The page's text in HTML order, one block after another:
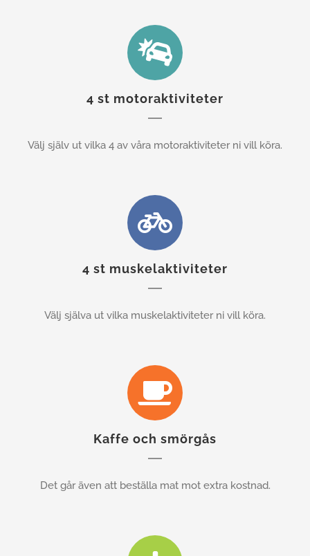
4 st motoraktiviteter
Välj själv ut vilka 4 av våra motoraktiviteter ni vill köra.
4 st muskelaktiviteter
Välj själva ut vilka muskelaktiviteter ni vill köra.
Kaffe och smörgås
Det går även att beställa mat mot extra kostnad.